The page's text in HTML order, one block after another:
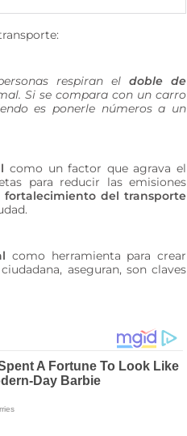
respiran eldoble de
Si se compara con un carro
es ponerle números a un
como un factor que agrava el
para reducir las emisiones
fortalecimiento del transporte
como herramienta para crear
aseguran, son claves